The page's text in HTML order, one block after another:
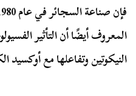
المعروف أيضًا أن التأثير
النيكوتين وتفاعلها مع أوكسيد